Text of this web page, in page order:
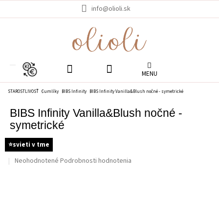
info@olioli.sk
EUR
STAROSTLIVOSŤ Cumlíky BIBS Infinity BIBS Infinity Vanilla&Blush nočné - symetrické
BIBS Infinity Vanilla&Blush nočné -
symetrické
⭐️svieti v tme
Priemerné
Neohodnotené Podrobnosti hodnotenia